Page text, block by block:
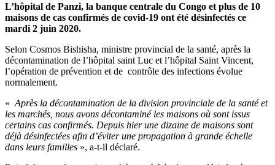
L’hôpital de Panzi, la banque centrale du Congo et plus de 10
maisons de cas confirmés de covid-19 ont été désinfectés ce
mardi 2 juin 2020.
Selon Cosmos Bishisha, ministre provincial de la santé, après la
décontamination de l’hôpital saint Luc et l’hôpital Saint Vincent,
l’opération de prévention et de contrôle des infections évolue
normalement.
« Après la décontamination de la division provinciale de la santé et
les marchés, nous avons décontaminé les maisons où sont issus
certains cas confirmés. Depuis hier une dizaine de maisons sont
déjà désinfectées afin d’éviter une propagation à grande échelle
dans leurs familles », a-t-il déclaré.